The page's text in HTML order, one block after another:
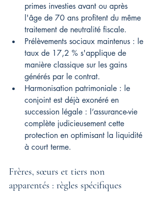
primes investies avant ou après
l'âge de 70 ans profitent du même
traitement de neutralité fiscale.
Prélèvements sociaux maintenus : le
taux de 17,2 % s'applique de
manière classique sur les gains
générés par le contrat.
Harmonisation patrimoniale : le
conjoint est déjà exonéré en
succession légale : l’assurance-vie
complète judicieusement cette
protection en optimisant la liquidité
à court terme.
Frères, sœurs et tiers non
apparentés : règles spécifiques